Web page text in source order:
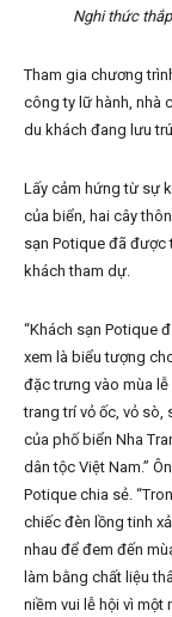
Nghi thức
Tham gia chương
công ty lữ hành, nhà
du khách đang lưu
Lấy cảm hứng từ sự
của biển, hai cây
sạn Potique đã được
khách tham dự.
“Khách sạn Potique
xem là biểu tượng
đặc trưng vào mùa lễ
trang trí vỏ ốc, vỏ
của phố biển Nha
dân tộc Việt Nam.”
Potique chia sẻ.
chiếc đèn lồng tinh
nhau để đem đến
làm bằng chất liệu
niềm vui lễ hội vì một